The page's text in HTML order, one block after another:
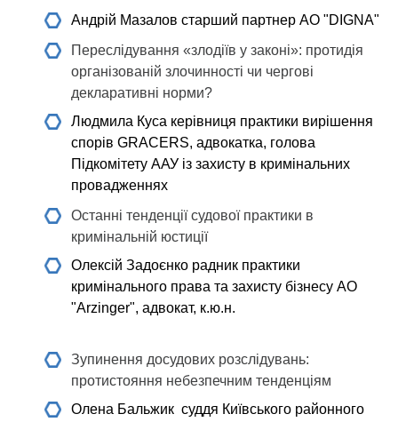
Андрій Мазалов старший партнер АО "DIGNA"
Переслідування «злодіїв у законі»: протидія
організованій злочинності чи чергові
декларативні норми?
Людмила Куса керівниця практики вирішення
спорів GRACERS, адвокатка, голова
Підкомітету ААУ із захисту в кримінальних
провадженнях
Останні тенденції судової практики в
кримінальній юстиції
Олексій Задоєнко радник практики
кримінального права та захисту бізнесу АО
"Arzinger", адвокат, к.ю.н.
Зупинення досудових розслідувань:
протистояння небезпечним тенденціям
Олена Бальжик суддя Київського районного